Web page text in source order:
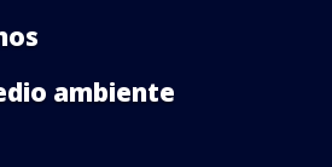
ambiente